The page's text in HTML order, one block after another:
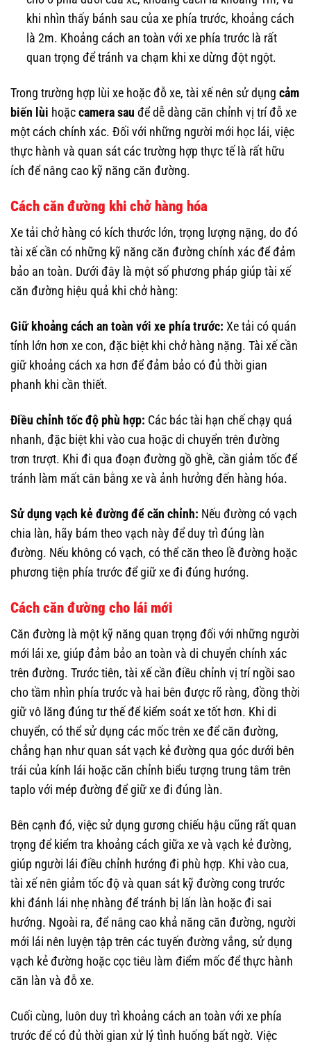
khi nhìn thấy bánh sau của xe phía trước, khoảng cách
là 2m. Khoảng cách an toàn với xe phía trước là rất
quan trọng để tránh va chạm khi xe dừng đột ngột.
Trong trường hợp lùi xe hoặc đỗ xe, tài xế nên sử dụng cảm
biến lùi hoặc camera sau để dễ dàng căn chỉnh vị trí đỗ xe
một cách chính xác. Đối với những người mới học lái, việc
thực hành và quan sát các trường hợp thực tế là rất hữu
ích để nâng cao kỹ năng căn đường.
Cách căn đường khi chở hàng hóa
Xe tải chở hàng có kích thước lớn, trọng lượng nặng, do đó
tài xế cần có những kỹ năng căn đường chính xác để đảm
bảo an toàn. Dưới đây là một số phương pháp giúp tài xế
căn đường hiệu quả khi chở hàng:
Giữ khoảng cách an toàn với xe phía trước: Xe tải có quán
tính lớn hơn xe con, đặc biệt khi chở hàng nặng. Tài xế cần
giữ khoảng cách xa hơn để đảm bảo có đủ thời gian
phanh khi cần thiết.
Điều chỉnh tốc độ phù hợp: Các bác tài hạn chế chạy quá
nhanh, đặc biệt khi vào cua hoặc di chuyển trên đường
trơn trượt. Khi đi qua đoạn đường gồ ghề, cần giảm tốc để
tránh làm mất cân bằng xe và ảnh hưởng đến hàng hóa.
Sử dụng vạch kẻ đường để căn chỉnh: Nếu đường có vạch
chia làn, hãy bám theo vạch này để duy trì đúng làn
đường. Nếu không có vạch, có thể căn theo lề đường hoặc
phương tiện phía trước để giữ xe đi đúng hướng.
Cách căn đường cho lái mới
Căn đường là một kỹ năng quan trọng đối với những người
mới lái xe, giúp đảm bảo an toàn và di chuyển chính xác
trên đường. Trước tiên, tài xế cần điều chỉnh vị trí ngồi sao
cho tầm nhìn phía trước và hai bên được rõ ràng, đồng thời
giữ vô lăng đúng tư thế để kiểm soát xe tốt hơn. Khi di
chuyển, có thể sử dụng các mốc trên xe để căn đường,
chẳng hạn như quan sát vạch kẻ đường qua góc dưới bên
trái của kính lái hoặc căn chỉnh biểu tượng trung tâm trên
taplo với mép đường để giữ xe đi đúng làn.
Bên cạnh đó, việc sử dụng gương chiếu hậu cũng rất quan
trọng để kiểm tra khoảng cách giữa xe và vạch kẻ đường,
giúp người lái điều chỉnh hướng đi phù hợp. Khi vào cua,
tài xế nên giảm tốc độ và quan sát kỹ đường cong trước
khi đánh lái nhẹ nhàng để tránh bị lấn làn hoặc đi sai
hướng. Ngoài ra, để nâng cao khả năng căn đường, người
mới lái nên luyện tập trên các tuyến đường vắng, sử dụng
vạch kẻ đường hoặc cọc tiêu làm điểm mốc để thực hành
căn làn và đỗ xe.
Cuối cùng, luôn duy trì khoảng cách an toàn với xe phía
trước để có đủ thời gian xử lý tình huống bất ngờ. Việc